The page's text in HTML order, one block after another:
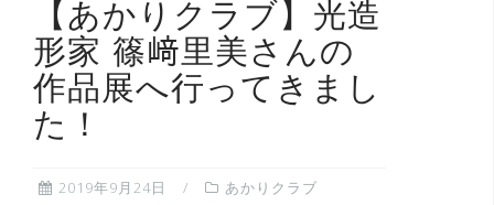
【あかりクラブ】光造
形家 篠﨑里美さんの
作品展へ行ってきまし
た！
2019年9月24日 あかりクラブ